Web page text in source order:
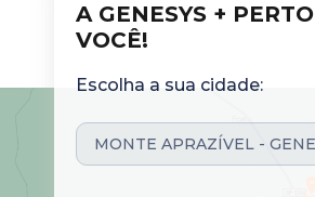
A GENESYS +
VOCÊ!
Escolha a sua cidade: